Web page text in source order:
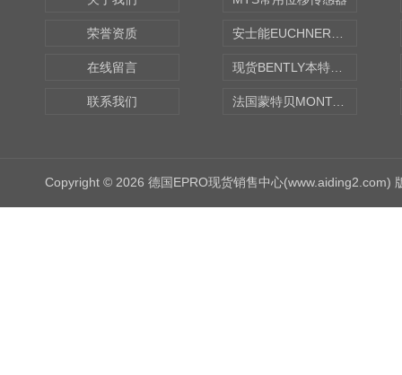
荣誉资质
在线留言
联系我们 法国蒙特贝MONTABERT打壳机凿岩机Z92
Copyright © 2026 德国EPRO现货销售中心(www.aiding2.com)